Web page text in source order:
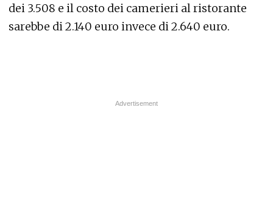
dei 3.508 e il costo dei camerieri al ristorante
sarebbe di 2.140 euro invece di 2.640 euro.